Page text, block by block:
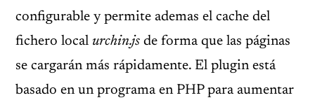
configurable y permite ademas el cache del
fichero local urchin.js de forma que las páginas
se cargarán más rápidamente. El plugin está
basado en un programa en PHP para aumentar